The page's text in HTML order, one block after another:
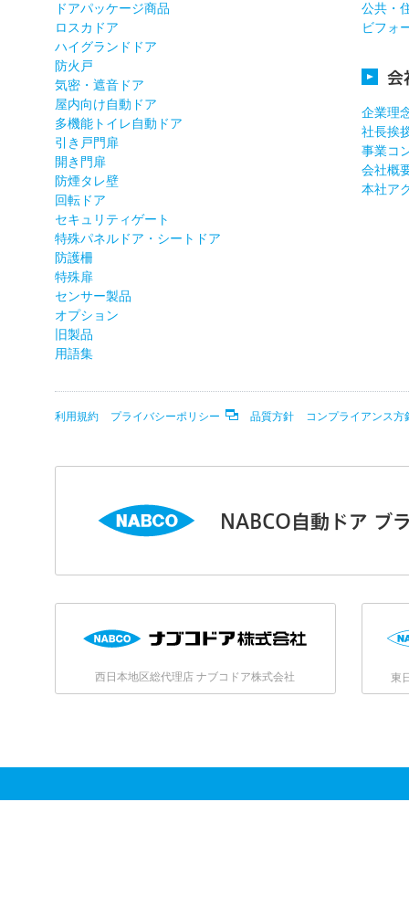
ドアパッケージ商品
ロスカドア
ハイグランドドア
防火戸
気密・遮音ドア
屋内向け自動ドア
多機能トイレ自動ドア
引き戸門扉
開き門扉
防煙タレ壁
回転ドア
セキュリティゲート
特殊パネルドア・シートドア
防護柵
特殊扉
センサー製品
オプション
旧製品
用語集
公共・
ビフォ
会
企業理
社長挨
事業コ
会社概
本社ア
利用規約 プライバシーポリシー 品質方針 コンプライアンス方
NABCO自動ドア ブ
西日本地区総代理店 ナブコドア株式会社 東